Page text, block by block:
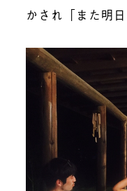
かされ「また明